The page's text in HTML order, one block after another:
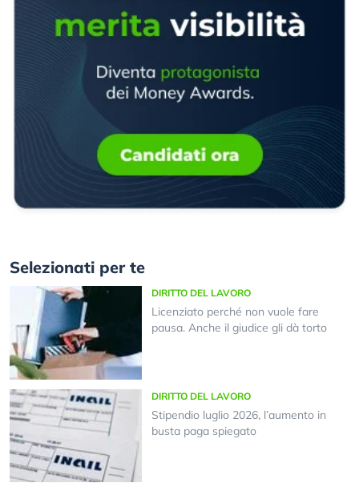
Selezionati per te
DIRITTO DEL LAVORO
Licenziato perché non vuole fare
pausa. Anche il giudice gli dà torto
DIRITTO DEL LAVORO
Stipendio luglio 2026, l’aumento in
busta paga spiegato